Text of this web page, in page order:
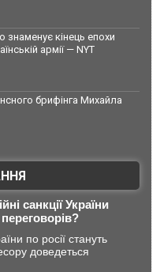
знаменує кінець епохи
армії — NYT
брифінга Михайла
санкції України
по росії стануть
доведеться